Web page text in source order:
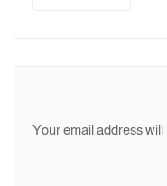
Your email address will